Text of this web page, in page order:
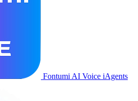
Fontumi AI Voice iAgents